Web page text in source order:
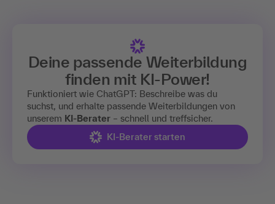
Deine passende Weiterbildung
finden mit KI-Power!
Funktioniert wie ChatGPT: Beschreibe was du
suchst, und erhalte passende Weiterbildungen von
unserem KI-Berater – schnell und treffsicher.
KI-Berater starten